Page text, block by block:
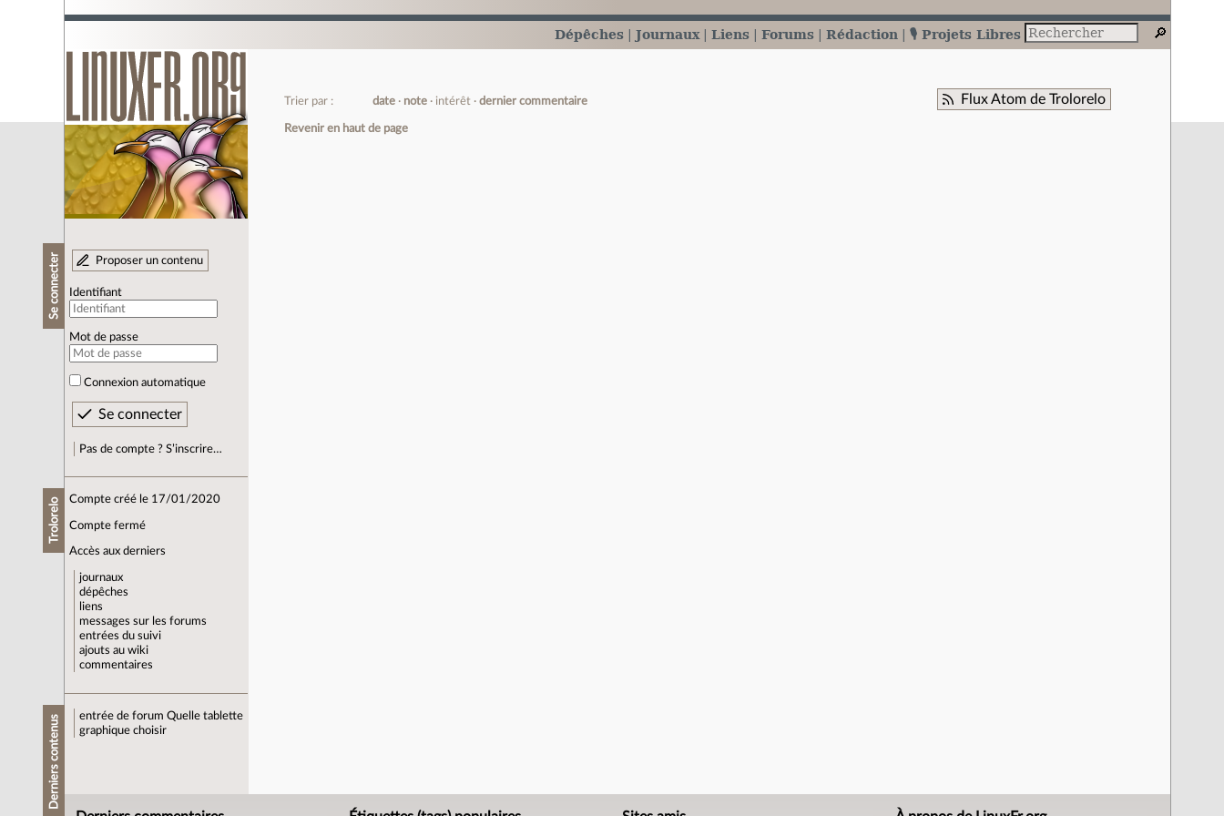
Dépêches Journaux Liens Forums Rédaction 🎙️ Projets Libres
Se connecter Proposer un contenu
Identifiant
Mot de passe
Connexion automatique
Pas de compte ? S’inscrire…
Trolorelo Compte créé le 17/01/2020
Compte fermé
Accès aux derniers
journaux
dépêches
liens
messages sur les forums
entrées du suivi
ajouts au wiki
commentaires
Derniers contenus entrée de forum Quelle tablette
graphique choisir
Flux Atom de Trolorelo
Trier par : date note intérêt dernier commentaire
Revenir en haut de page